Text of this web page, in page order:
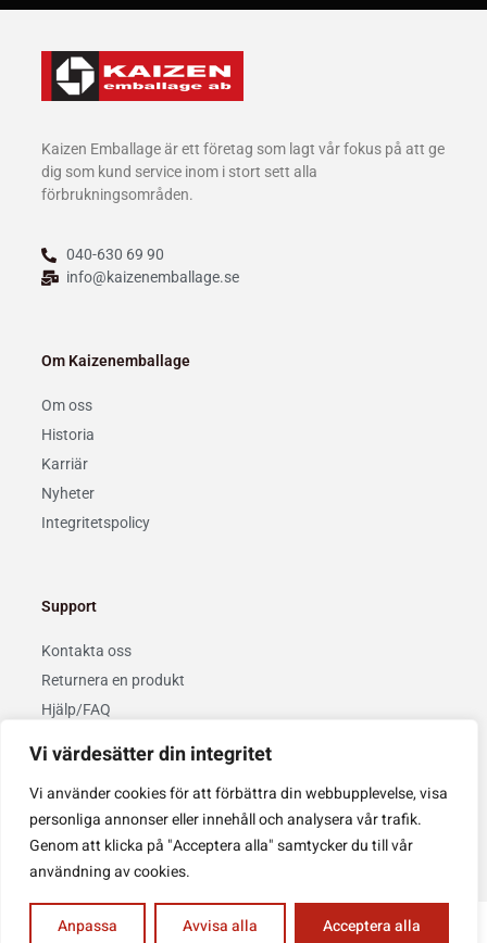
Vi värdesätter din integritet
Vi använder cookies för att förbättra din webbupplevelse, visa
personliga annonser eller innehåll och analysera vår trafik.
Genom att klicka på "Acceptera alla" samtycker du till vår
användning av cookies.
Anpassa Avvisa alla Acceptera alla
Kaizen Emballage är ett företag som lagt vår fokus på att ge
dig som kund service inom i stort sett alla
förbrukningsområden.
040-630 69 90
info@kaizenemballage.se
Om Kaizenemballage
Om oss
Historia
Karriär
Nyheter
Integritetspolicy
Support
Kontakta oss
Returnera en produkt
Hjälp/FAQ
Copyright © 2022 Kaizenemballage AB. Design & drift avTopweb.